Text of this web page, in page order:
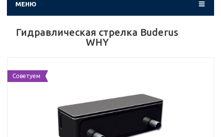
МЕНЮ
Гидравлическая стрелка Buderus
WHY
Советуем